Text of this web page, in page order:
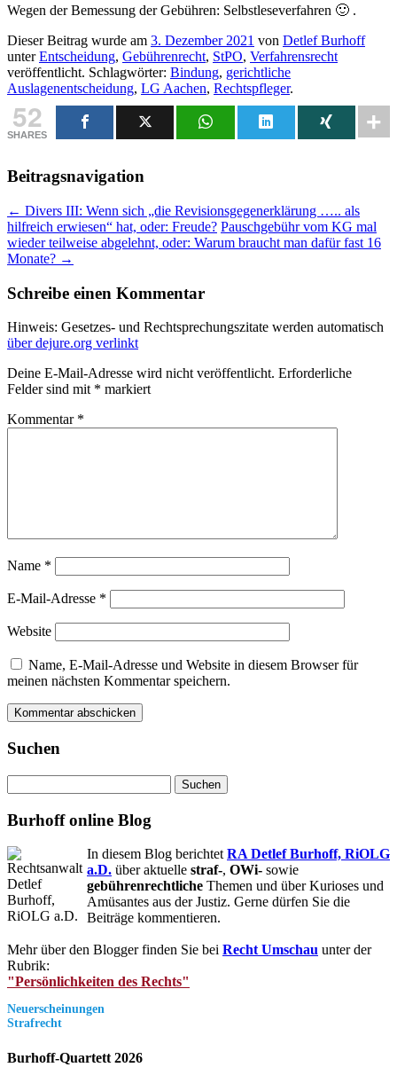
Wegen der Bemessung der Gebühren: Selbstleseverfahren 🙂 .
Dieser Beitrag wurde am 3. Dezember 2021 von Detlef Burhoff
unterEntscheidung, Gebührenrecht, StPO, Verfahrensrecht
veröffentlicht. Schlagwörter: Bindung, gerichtliche
Auslagenentscheidung, LG Aachen, Rechtspfleger.
52
SHARES
Beitragsnavigation
← Divers III: Wenn sich „die Revisionsgegenerklärung ….. als
hilfreich erwiesen“ hat, oder: Freude? Pauschgebühr vom KG mal
wieder teilweise abgelehnt, oder: Warum braucht man dafür fast 16
Monate? →
Schreibe einen Kommentar
Hinweis: Gesetzes- und Rechtsprechungszitate werden automatisch
über dejure.org verlinkt
Deine E-Mail-Adresse wird nicht veröffentlicht. Erforderliche
Felder sind mit * markiert
Kommentar *
Name *
E-Mail-Adresse *
Website
Name, E-Mail-Adresse und Website in diesem Browser für
meinen nächsten Kommentar speichern.
Suchen
nach:
Burhoff online Blog
In diesem Blog berichtet RA Detlef Burhoff, RiOLG
a.D. über aktuelle straf-, OWi- sowie
gebührenrechtliche Themen und über Kurioses und
Amüsantes aus der Justiz. Gerne dürfen Sie die
Beiträge kommentieren.
Mehr über den Blogger finden Sie bei Recht Umschau unter der
Rubrik:
"Persönlichkeiten des Rechts"
Neuerscheinungen
Strafrecht
Burhoff-Quartett 2026